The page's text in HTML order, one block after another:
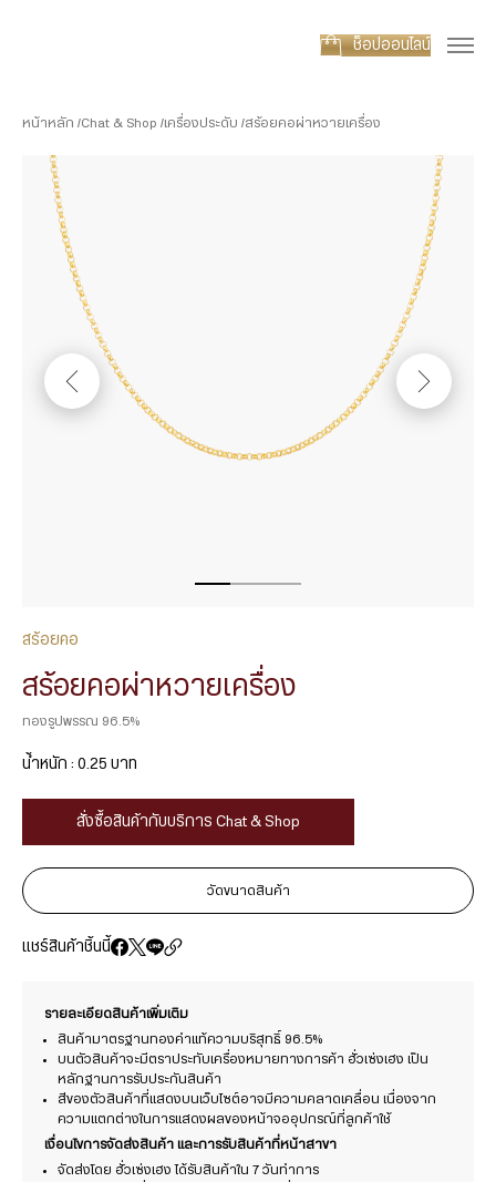
ช็อปออนไลน์
หน้าหลัก Chat & Shop เครื่องประดับ สร้อยคอผ่าหวายเครื่อง
สร้อยคอ
สร้อยคอผ่าหวายเครื่อง
ทองรูปพรรณ 96.5%
น้ำหนัก : 0.25 บาท
สั่งซื้อสินค้ากับบริการ Chat & Shop
วัดขนาดสินค้า
แชร์สินค้าชิ้นนี้
รายละเอียดสินค้าเพิ่มเติม
สินค้ามาตรฐานทองคำแท้ความบริสุทธิ์ 96.5%
บนตัวสินค้าจะมีตราประทับเครื่องหมายทางการค้า ฮั่วเซ่งเฮง เป็น
หลักฐานการรับประกันสินค้า
สีของตัวสินค้าที่แสดงบนเว็บไซต์อาจมีความคลาดเคลื่อน เนื่องจาก
ความแตกต่างในการแสดงผลของหน้าจออุปกรณ์ที่ลูกค้าใช้
เงื่อนไขการจัดส่งสินค้า และการรับสินค้าที่หน้าสาขา
จัดส่งโดย ฮั่วเซ่งเฮง ได้รับสินค้าใน 7 วันทำการ